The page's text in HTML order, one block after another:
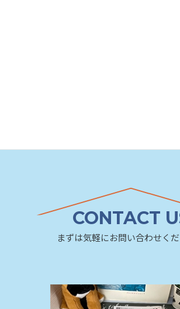
CONTACT
まずは気軽にお問い合わせくだ